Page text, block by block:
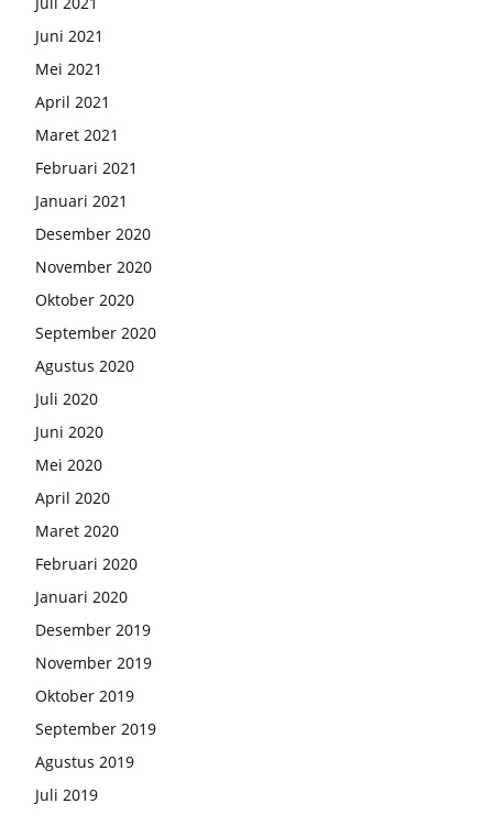
Juni 2021
Mei 2021
April 2021
Maret 2021
Februari 2021
Januari 2021
Desember 2020
November 2020
Oktober 2020
September 2020
Agustus 2020
Juli 2020
Juni 2020
Mei 2020
April 2020
Maret 2020
Februari 2020
Januari 2020
Desember 2019
November 2019
Oktober 2019
September 2019
Agustus 2019
Juli 2019